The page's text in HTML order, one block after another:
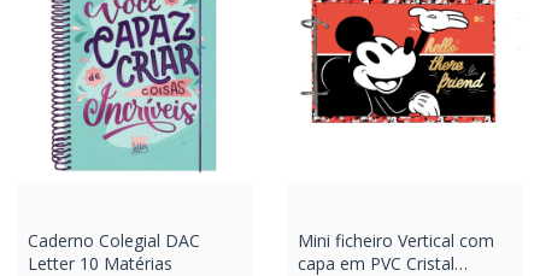
Caderno Colegial DAC
Letter 10 Matérias
Mini ficheiro Vertical com
capa em PVC Cristal